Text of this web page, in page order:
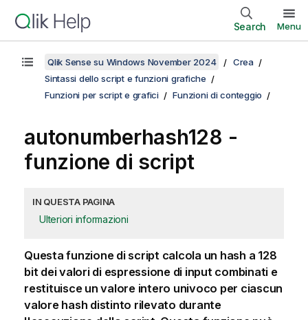
Search Menu
Qlik Sense su Windows November 2024
Crea
Sintassi dello script e funzioni grafiche
Funzioni per script e grafici
Funzioni di conteggio
autonumberhash128 -
funzione di script
IN QUESTA PAGINA
Ulteriori informazioni
Questa funzione di script calcola un hash a 128
bit dei valori di espressione di input combinati e
restituisce un valore intero univoco per ciascun
valore hash distinto rilevato durante